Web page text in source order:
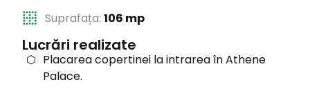
Suprafața: 106 mp
Lucrări realizate
Placarea copertinei la intrarea în Athene
Palace.